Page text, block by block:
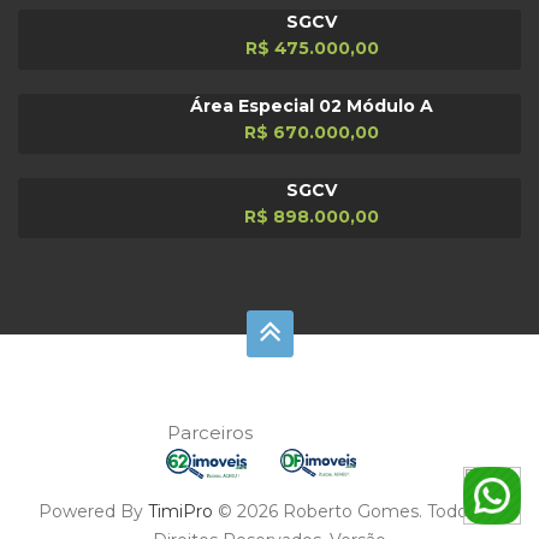
conhecer seu próximo investimento. venda diretamento com
a construtora Visitas Roberto Gomes 61 98191-7080
SGCV
R$ 475.000,00
Área Especial 02 Módulo A
R$ 670.000,00
SGCV
R$ 898.000,00
Parceiros
Powered By TimiPro © 2026 Roberto Gomes. Todos os